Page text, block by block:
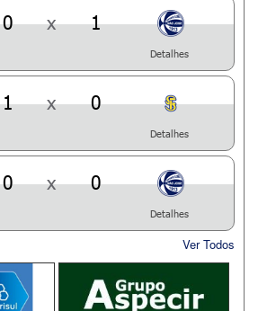
0 x 1
Detalhes
1 x 0
Detalhes
0 x 0
Detalhes
Ver Todos